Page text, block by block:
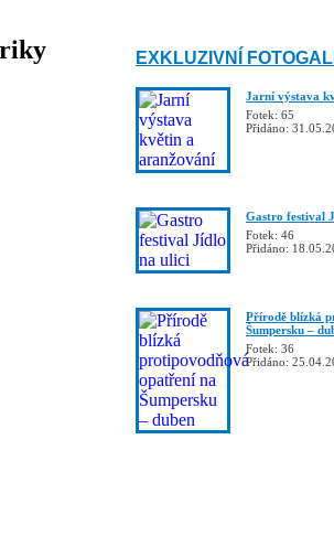
EXKLUZIVNÍ
Jarní výstava
Fotek: 65
Přidáno:
Gastro festival
Fotek: 46
Přidáno:
Přírodě blízká
Šumpersku –
Fotek: 36
Přidáno: